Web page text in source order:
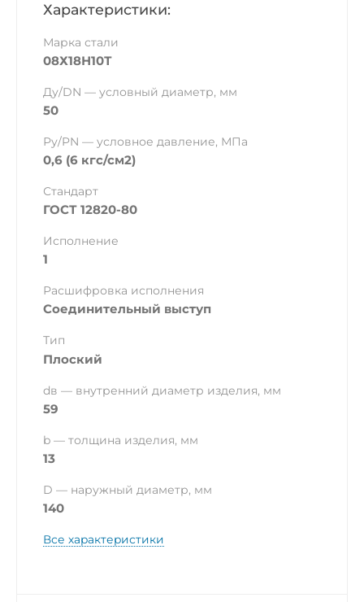
Характеристики:
Марка стали
08Х18Н10Т
Ду/DN — условный диаметр, мм
50
Ру/PN — условное давление, МПа
0,6 (6 кгс/см2)
Стандарт
ГОСТ 12820-80
Исполнение
1
Расшифровка исполнения
Соединительный выступ
Тип
Плоский
dв — внутренний диаметр изделия, мм
59
b — толщина изделия, мм
13
D — наружный диаметр, мм
140
Все характеристики